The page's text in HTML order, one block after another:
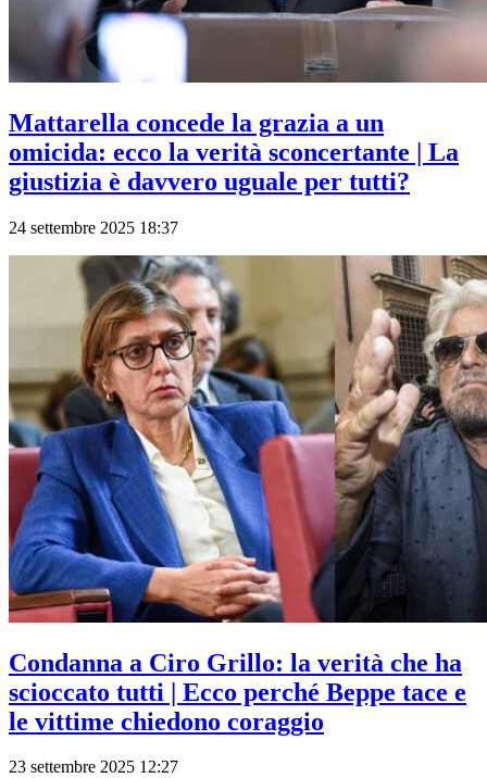
Mattarella concede la grazia a un
omicida: ecco la verità sconcertante | La
giustizia è davvero uguale per tutti?
24 settembre 2025 18:37
Condanna a Ciro Grillo: la verità che ha
scioccato tutti | Ecco perché Beppe tace e
le vittime chiedono coraggio
23 settembre 2025 12:27